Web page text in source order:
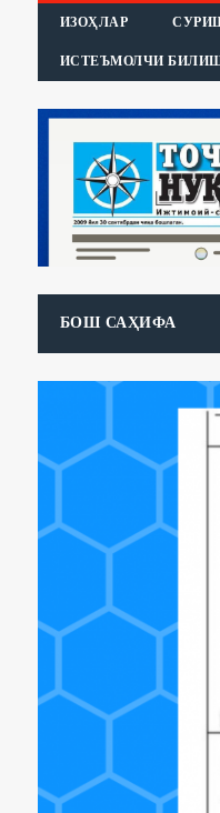
ИЗОҲЛАР
ИСТЕЪМОЛЧИ
БОШ САҲИФА